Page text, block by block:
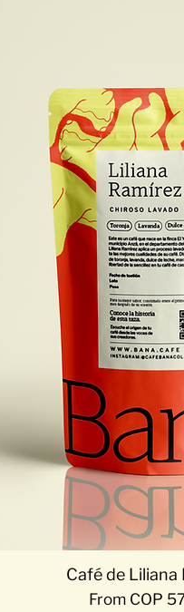
Café de Liliana
From COP
Sale Price